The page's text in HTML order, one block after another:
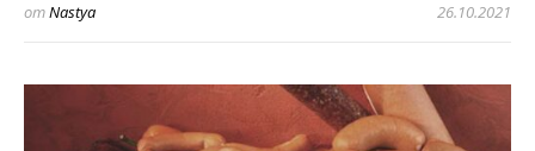
отNastya 26.10.2021